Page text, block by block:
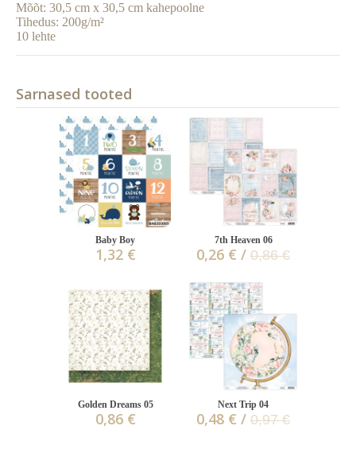
Mõõt: 30,5 cm x 30,5 cm kahepoolne
Tihedus: 200g/m²
10 lehte
Sarnased tooted
Baby Boy
1,32 €
7th Heaven 06
0,26 € / 0,86 €
Golden Dreams 05
0,86 €
Next Trip 04
0,48 € / 0,97 €